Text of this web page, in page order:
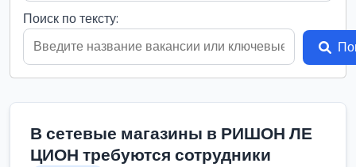
Поиск по тексту:
В сетевые магазины в РИШОН ЛЕ
ЦИОН требуются сотрудники